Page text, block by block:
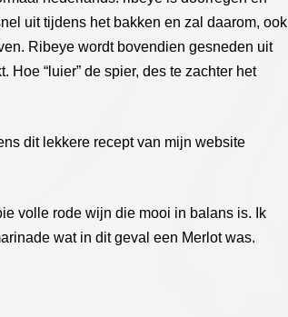
uit tijdens het bakken en zal daarom, ook
Ribeye wordt bovendien gesneden uit
“luier” de spier, des te zachter het
dit lekkere recept van mijn website
volle rode wijn die mooi in balans is. Ik
wat in dit geval een Merlot was.